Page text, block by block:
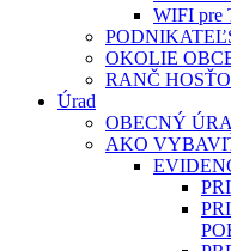
WIFI pre
OKOLIE
RANČ
Úrad
OBECNÝ
AKO